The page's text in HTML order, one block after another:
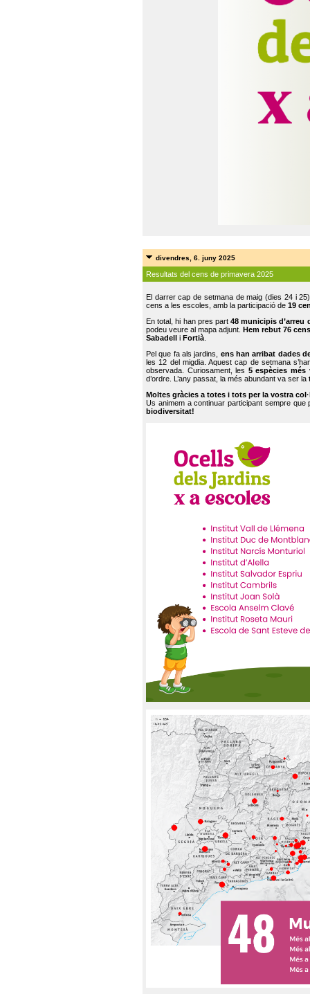
divendres, 6. juny 2025
Resultats del cens de primavera 2025
El darrer cap de setmana de maig (dies 24 i
cens a les escoles, amb la participació de 19
En total, hi han pres part48 municipis d’arreu
podeu veure al mapa adjunt. Hem rebut 76
Sabadell
i Fortià.
Pel que fa als jardins, ens han arribat dades
les 12 del migdia. Aquest cap de setmana
observada. Curiosament, les 5 espècies més
d’ordre. L’any passat, la més abundant va ser la
Moltes gràcies a totes i tots per la vostra
Us animem a continuar participant sempre que
biodiversitat!